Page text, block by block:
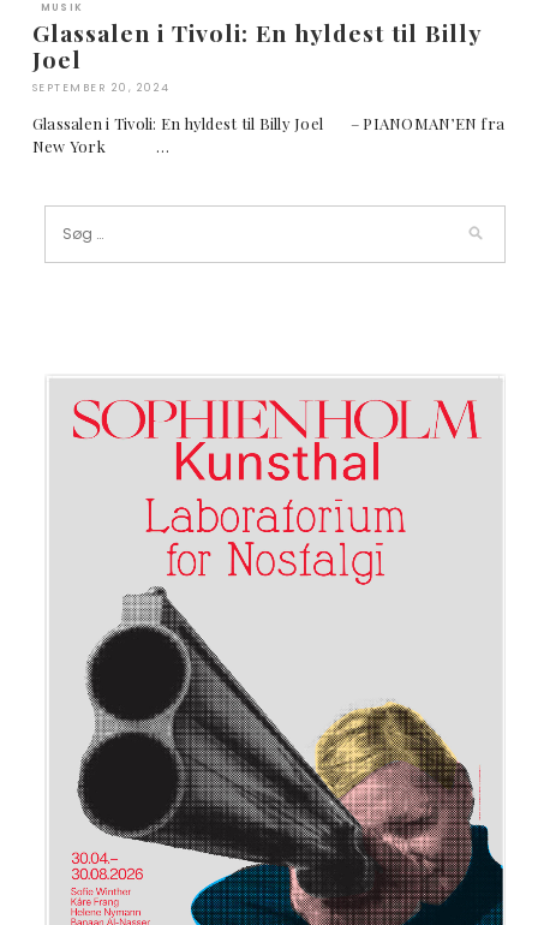
MUSIK
Glassalen i Tivoli: En hyldest til Billy
Joel
SEPTEMBER 20, 2024
Glassalen i Tivoli: En hyldest til Billy Joel – PIANOMAN’EN fra
New York …